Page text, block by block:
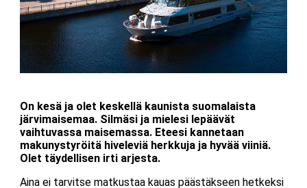
On kesä ja olet keskellä kaunista suomalaista
järvimaisemaa. Silmäsi ja mielesi lepäävät
vaihtuvassa maisemassa. Eteesi kannetaan
makunystyröitä hiveleviä herkkuja ja hyvää viiniä.
Olet täydellisen irti arjesta.
Aina ei tarvitse matkustaa kauas päästäkseen hetkeksi